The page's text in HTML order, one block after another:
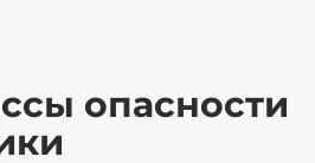
опасности